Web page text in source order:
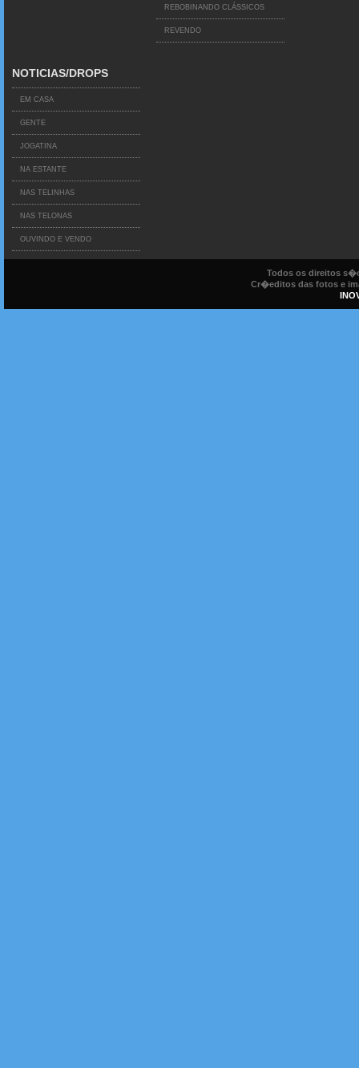
REBOBINANDO CLÁSSICOS
REVENDO
NOTICIAS/DROPS
EM CASA
GENTE
JOGATINA
NA ESTANTE
NAS TELINHAS
NAS TELONAS
OUVINDO E VENDO
Todos os direitos
Cr�editos das fotos e